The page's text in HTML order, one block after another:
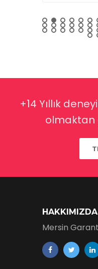
+14 Yıllık
olmaktan
HAKKIMIZDA
Mersin